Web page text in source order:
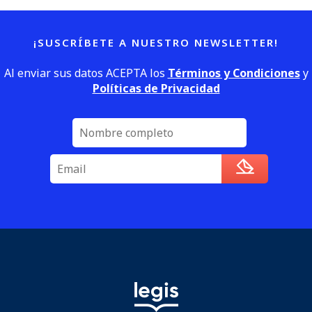
¡SUSCRÍBETE A NUESTRO NEWSLETTER!
Al enviar sus datos ACEPTA los Términos y Condicionesy
Políticas de Privacidad